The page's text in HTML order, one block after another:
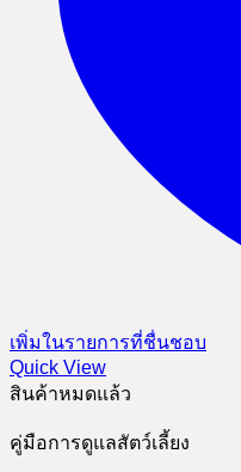
เพิ่มในรายการที่ชื่นชอบ
Quick View
สินค้าหมดแล้ว
คู่มือการดูแลสัตว์เลี้ยง